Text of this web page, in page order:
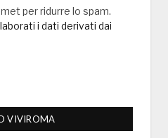
per ridurre lo spam.
i dati derivati dai
VIVIROMA